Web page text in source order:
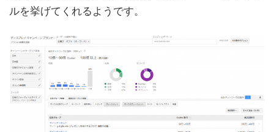
ルを挙げてくれるようです。